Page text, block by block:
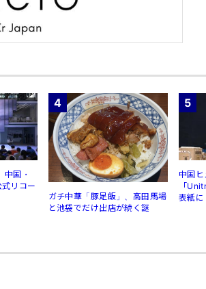
国・
リコー
4
ガチ中華「豚足飯」、高田馬場
と池袋でだけ出店が続く謎
5
中国ヒ
「
表紙